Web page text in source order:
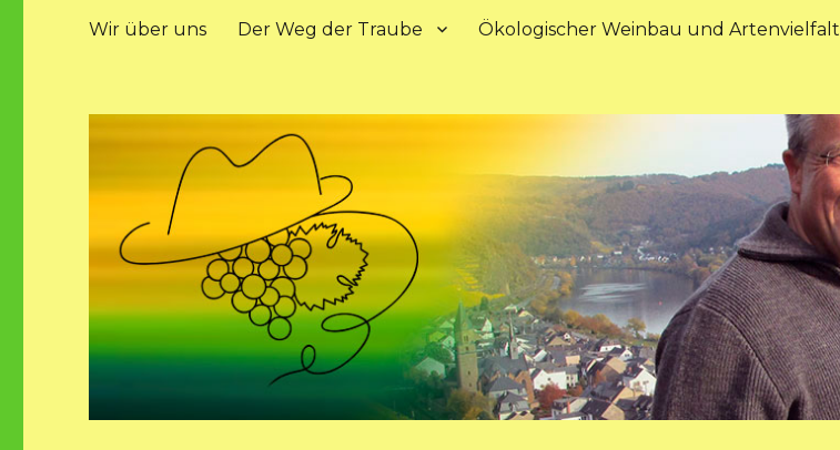
Wir über uns Der Weg der Traube Ökologischer Weinbau und Artenvielfalt